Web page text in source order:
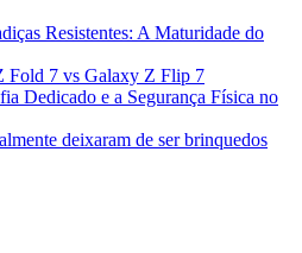
Resistentes: A Maturidade do
Fold 7 vs Galaxy Z Flip 7
Dedicado e a Segurança Física no
deixaram de ser brinquedos